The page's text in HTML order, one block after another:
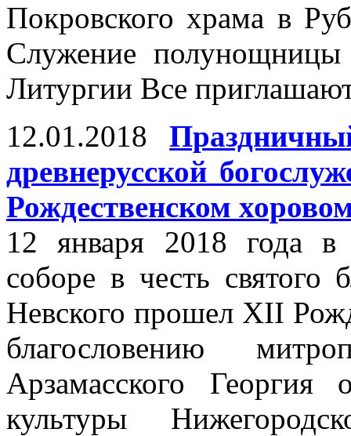
Покровского храма в
Служение полунощницы
Литургии Все
12.01.2018
древнерусской
Рождественском
12 января 2018 года в
соборе в честь святого
Невского прошел XII
благословению
Арзамасского
культуры